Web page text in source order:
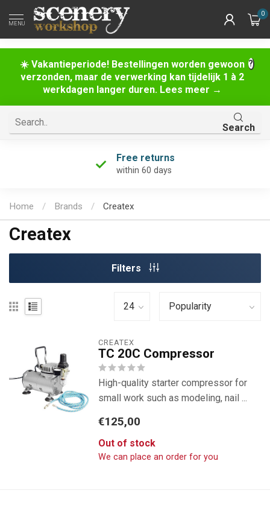
☀️ Vakantieperiode! Bestellingen worden gewoon
verzonden, maar de verwerking kan tijdelijk 1 à 2
werkdagen langer duren. Lees meer →
MENU
0
Search
Free returns
within 60 days
Home / Brands / Createx
Createx
Filters
CREATEX
TC 20C Compressor
High-quality starter compressor for
small work such as modeling, nail ...
€125,00
Out of stock
We can place an order for you